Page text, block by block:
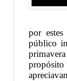
por
público